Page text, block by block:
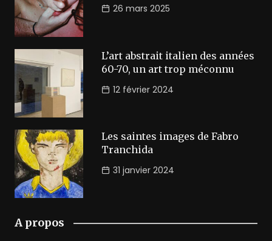
26 mars 2025
L’art abstrait italien des années
60-70, un art trop méconnu
12 février 2024
Les saintes images de Fabro
Tranchida
31 janvier 2024
A propos